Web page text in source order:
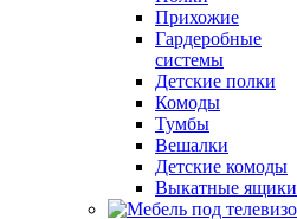
Прихожие
Гардеробные
системы
Детские полки
Комоды
Тумбы
Вешалки
Детские комоды
Выкатные ящики